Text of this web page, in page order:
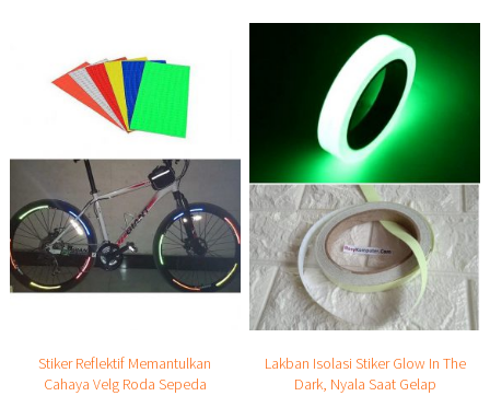
Stiker Reflektif Memantulkan
Cahaya Velg Roda Sepeda
Lakban Isolasi Stiker Glow In The
Dark, Nyala Saat Gelap